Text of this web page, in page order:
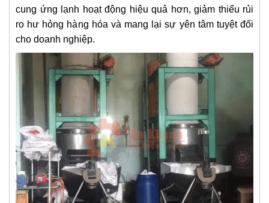
cung ứng lạnh hoạt động hiệu quả hơn, giảm thiểu rủi
ro hư hỏng hàng hóa và mang lại sự yên tâm tuyệt đối
cho doanh nghiệp.